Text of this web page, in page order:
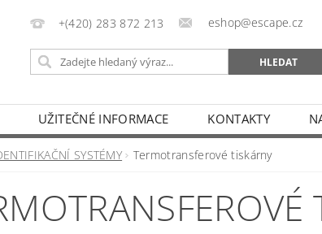
+(420) 283 872 213 eshop@escape.cz
UŽITEČNÉ INFORMACE KONTAKTY
SYSTÉMY Termotransferové tiskárny